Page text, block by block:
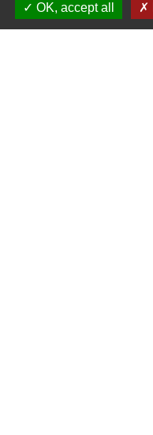
Pour en savoir plus
OK, accept all